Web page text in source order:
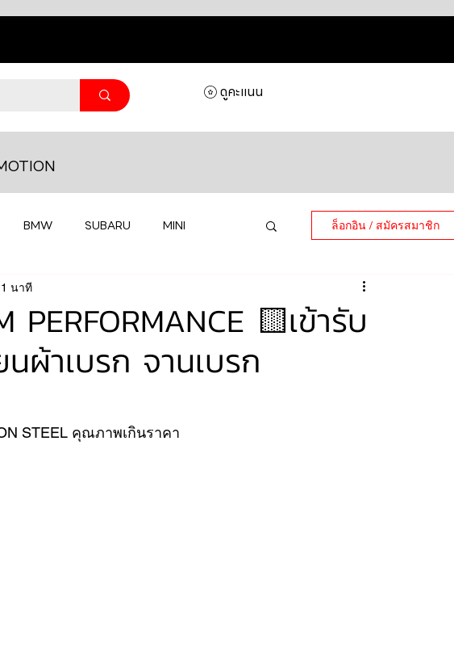
ดูคะแนน
BMW SUBARU MINI
MASERATI
HONDA VOLKSWAGEN JEEP
ล็อกอิน / สมัครสมาชิก
🟨เข้ารับ
ผ้าเบรก จานเบรก
นาที
STEEL คุณภาพเกินราคา